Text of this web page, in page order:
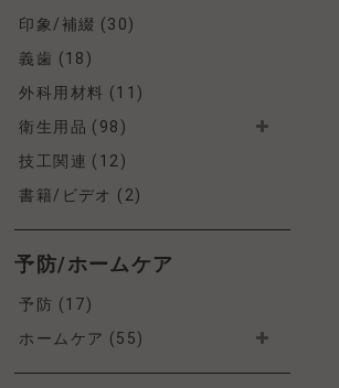
印象/補綴 (30)
義歯 (18)
外科用材料 (11)
衛生用品 (98)
技工関連 (12)
書籍/ビデオ (2)
予防/ホームケア
予防 (17)
ホームケア (55)